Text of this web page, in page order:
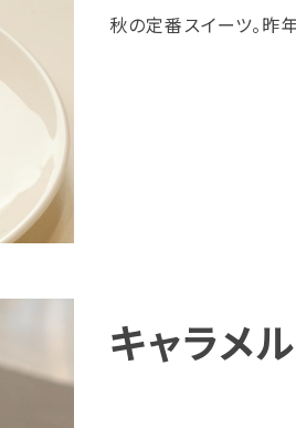
秋の定番スイーツ。
キャラメ